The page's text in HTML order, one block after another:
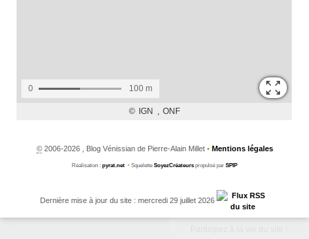
©2006-2026 , Blog Vénissian de Pierre-Alain Millet • Mentions légales
Réalisation : pyrat.net • Squelette SoyezCréateurs propulsé par SPIP
Dernière mise à jour du site : mercredi 29 juillet 2026